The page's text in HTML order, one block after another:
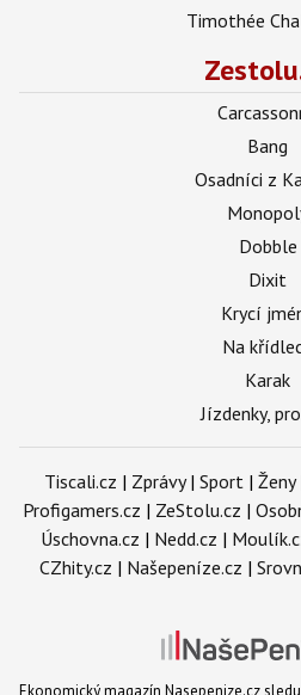
Timothée
Bang
Osadníci z
Dobble
Dixit
Krycí
Na
Karak
Jízdenky,
Tiscali.cz | Zprávy| Sport | Ženy
Profigamers.cz | ZeStolu.cz |
Úschovna.cz | Nedd.cz |
CZhity.cz | Našepeníze.cz |
Ekonomický magazín Nasepenize.cz